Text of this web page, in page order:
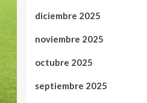
diciembre 2025
noviembre 2025
octubre 2025
septiembre 2025